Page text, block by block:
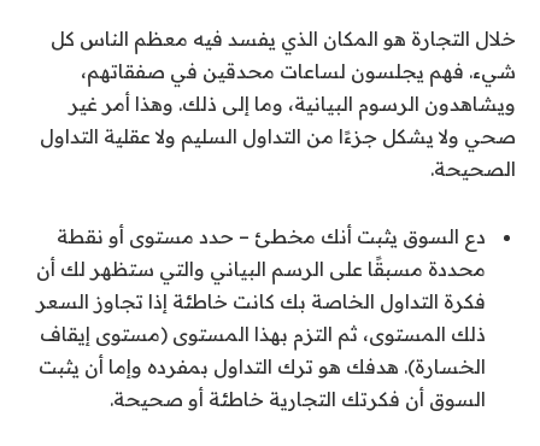
خلال التجارة هو المكان الذي يفسد فيه معظم الناس كل
شيء. فهم يجلسون لساعات محدقين في صفقاتهم،
ويشاهدون الرسوم البيانية، وما إلى ذلك. وهذا أمر غير
صحي ولا يشكل جزءًا من التداول السليم ولا عقلية التداول
الصحيحة.
دع السوق يثبت أنك مخطئ – حدد مستوى أو نقطة
محددة مسبقًا على الرسم البياني والتي ستظهر لك أن
فكرة التداول الخاصة بك كانت خاطئة إذا تجاوز السعر
ذلك المستوى، ثم التزم بهذا المستوى (مستوى إيقاف
الخسارة). هدفك هو ترك التداول بمفرده وإما أن يثبت
السوق أن فكرتك التجارية خاطئة أو صحيحة.